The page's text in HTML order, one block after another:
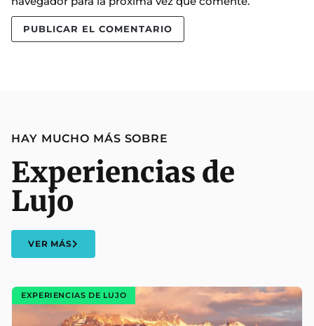
HAY MUCHO MÁS SOBRE
Experiencias de
Lujo
VER MÁS
EXPERIENCIAS DE LUJO